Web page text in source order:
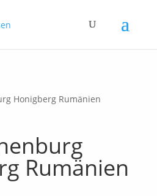
Honigberg Rumänien
Rumänien